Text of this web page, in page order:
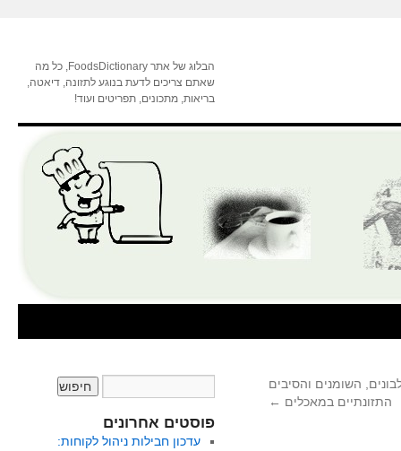
הבלוג של אתר FoodsDictionary, כל מה
שאתם צריכים לדעת בנוגע לתזונה, דיאטה,
בריאות, מתכונים, תפריטים ועוד!
השומנים והסיבים
התזונתיים במאכלים ←
פוסטים אחרונים
עדכון חבילות ניהול לקוחות: